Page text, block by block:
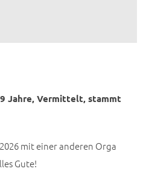
Jahre, Vermittelt, stammt
mit einer anderen Orga
Gute!